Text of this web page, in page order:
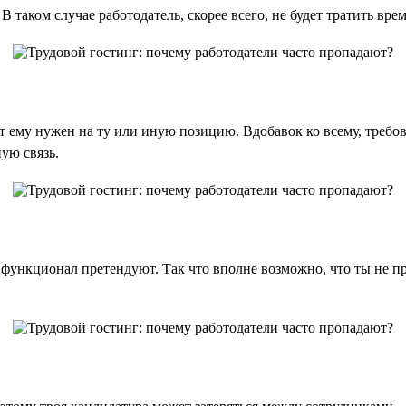
случае работодатель, скорее всего, не будет тратить
ему нужен на ту или иную позицию. Вдобавок ко всему,
связь.
претендуют. Так что вполне возможно, что ты не